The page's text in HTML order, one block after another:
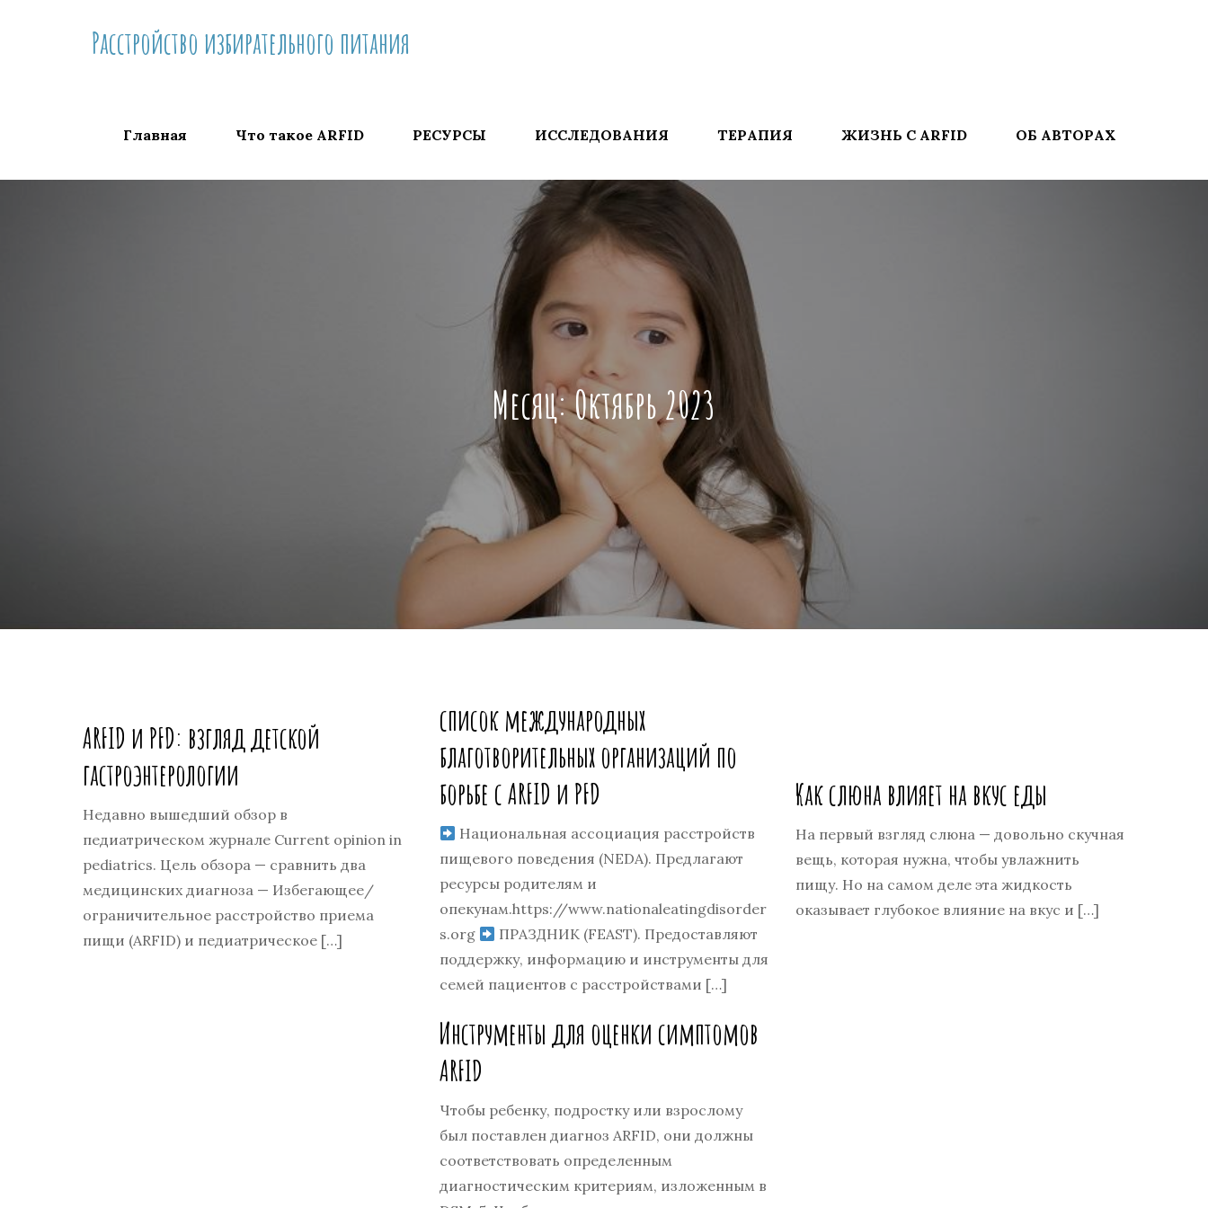
Расстройство избирательного питания
Главная Что такое ARFID РЕСУРСЫ ИССЛЕДОВАНИЯ ТЕРАПИЯ ЖИЗНЬ С ARFID ОБ АВТОРАХ
Месяц:Октябрь 2023
ARFID и PFD: взгляд детской
гастроэнтерологии
Недавно вышедший обзор в
педиатрическом журнале Current opinion in
pediatrics. Цель обзора — сравнить два
медицинских диагноза — Избегающее/
ограничительное расстройство приема
пищи (ARFID) и педиатрическое […]
список международных
благотворительных организаций по
борьбе с ARFID и PFD
Национальная ассоциация расстройств
пищевого поведения (NEDA). Предлагают
ресурсы родителям и
опекунам.https://www.nationaleatingdisorder
s.org
ПРАЗДНИК (FEAST). Предоставляют
поддержку, информацию и инструменты для
семей пациентов с расстройствами […]
Как слюна влияет на вкус еды
На первый взгляд слюна — довольно скучная
вещь, которая нужна, чтобы увлажнить
пищу. Но на самом деле эта жидкость
оказывает глубокое влияние на вкус и […]
Инструменты для оценки симптомов
ARFID
Чтобы ребенку, подростку или взрослому
был поставлен диагноз ARFID, они должны
соответствовать определенным
диагностическим критериям, изложенным в